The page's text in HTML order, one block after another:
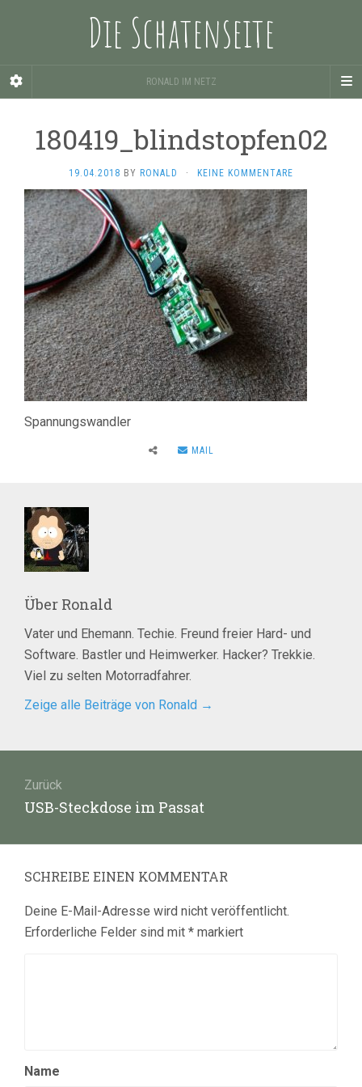
Die Schatenseite
RONALD IM NETZ
180419_blindstopfen02
19.04.2018 BY RONALD · KEINE KOMMENTARE
Spannungswandler
MAIL
Über Ronald
Vater und Ehemann. Techie. Freund freier Hard- und
Software. Bastler und Heimwerker. Hacker? Trekkie.
Viel zu selten Motorradfahrer.
Zeige alle Beiträge von Ronald →
Zurück
Vorheriger
USB-Steckdose im Passat
SCHREIBE EINEN KOMMENTAR
Deine E-Mail-Adresse wird nicht veröffentlicht.
Erforderliche Felder sind mit * markiert
Name